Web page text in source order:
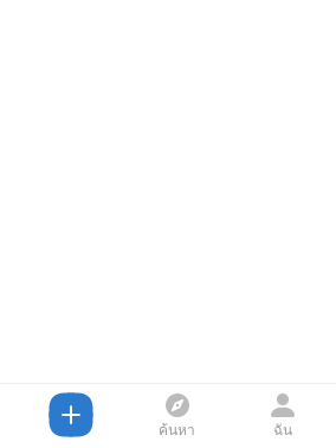
ค้นหา ฉัน